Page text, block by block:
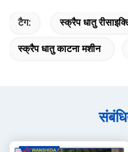
टैग: स्क्रैप धातु
स्क्रैप धातु काटना मशीन